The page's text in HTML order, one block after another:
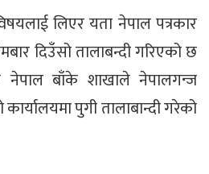
लिएर यता नेपाल पत्रकार
दिउँसो तालाबन्दी गरिएको छ
नेपाल बाँके शाखाले नेपालगन्ज
पुगी तालाबान्दी गरेको